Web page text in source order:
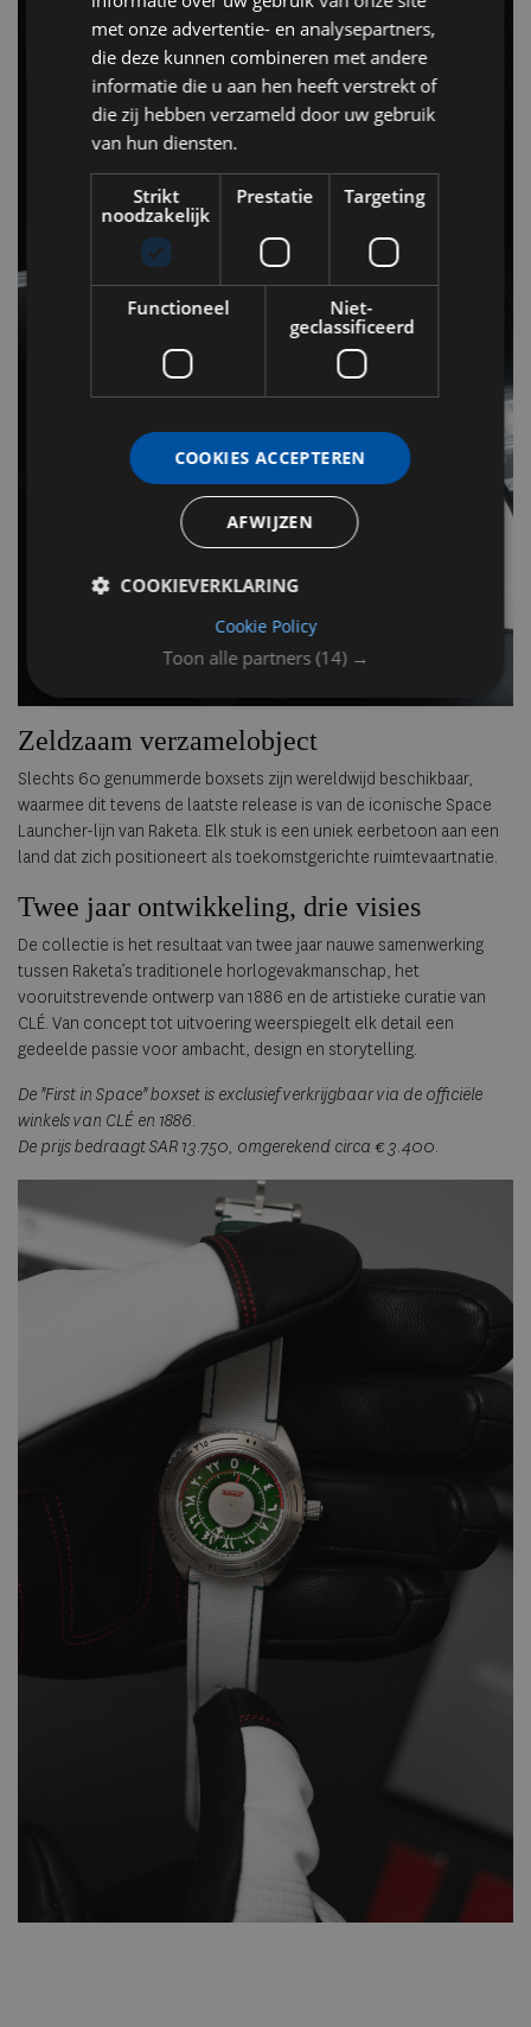
Zeldzaam verzamelobject
Slechts 60 genummerde boxsets zijn wereldwijd beschikbaar,
waarmee dit tevens de laatste release is van de iconische Space
Launcher-lijn van Raketa. Elk stuk is een uniek eerbetoon aan een
land dat zich positioneert als toekomstgerichte ruimtevaartnatie.
Twee jaar ontwikkeling, drie visies
De collectie is het resultaat van twee jaar nauwe samenwerking
tussen Raketa’s traditionele horlogevakmanschap, het
vooruitstrevende ontwerp van 1886 en de artistieke curatie van
CLÉ. Van concept tot uitvoering weerspiegelt elk detail een
gedeelde passie voor ambacht, design en storytelling.
De "First in Space" boxset is exclusief verkrijgbaar via de officiële
winkels van CLÉ en 1886.
De prijs bedraagt SAR 13.750, omgerekend circa € 3.400.
met onze advertentie- en analysepartners,
die deze kunnen combineren met andere
informatie die u aan hen heeft verstrekt of
die zij hebben verzameld door uw gebruik
van hun diensten.
Toon alle partners (14) →
Strikt
noodzakelijk
Prestatie Targeting
Functioneel
Niet-
geclassificeerd
COOKIES ACCEPTEREN
AFWIJZEN
COOKIEVERKLARING
Cookie Policy